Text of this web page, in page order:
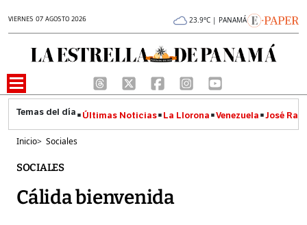
VIERNES 07 AGOSTO 2026 23.9°C | PANAMÁ
Últimas Noticias La Llorona Venezuela José
Inicio> Sociales
SOCIALES
Cálida bienvenida